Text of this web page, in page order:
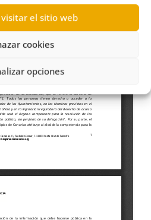
el sitio web
cookies
opciones